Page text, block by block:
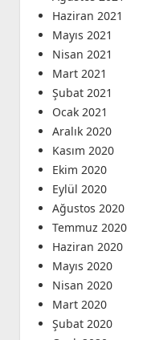
Haziran 2021
Mayıs 2021
Nisan 2021
Mart 2021
Şubat 2021
Ocak 2021
Aralık 2020
Kasım 2020
Ekim 2020
Eylül 2020
Ağustos 2020
Temmuz 2020
Haziran 2020
Mayıs 2020
Nisan 2020
Mart 2020
Şubat 2020